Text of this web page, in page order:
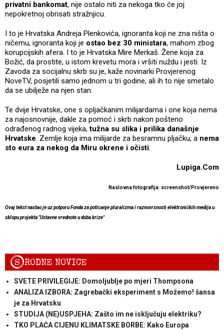
privatni bankomat, nije ostalo niti za nekoga tko će joj
nepokretnoj obrisati stražnjicu.
I to je Hrvatska Andreja Plenkovića, ignoranta koji ne zna ništa o
ničemu, ignoranta koji je ostao bez 30 ministara, mahom zbog
korupcijskih afera. I to je Hrvatska Mire Merkaš. Žene koja za
Božić, da prostite, u istom krevetu mora i vršiti nuždu i jesti. Iz
Zavoda za socijalnu skrb su je, kaže novinarki Provjerenog
NoveTV, posjetili samo jednom u tri godine, ali ih to nije smetalo
da se ubilježe na njen stan.
Te dvije Hrvatske, one s opljačkanim milijardama i one koja nema
za najosnovnije, dakle za pomoć i skrb nakon pošteno
odrađenog radnog vijeka,tužna su slika i prilika današnje
Hrvatske. Zemlje koja ima milijarde za besramnu pljačku, a nema
sto eura za nekog da Miru okrene i očisti.
Lupiga.Com
Naslovna fotografija: screenshot/Provjereno
Ovaj tekst nastao je uz potporu Fonda za poticanje pluralizma i raznovrsnosti elektroničkih medija u
sklopu projekta "Ustavne vrednote u doba krize"
SRODNE NOVICE
SVETE PRIVILEGIJE: Domoljublje po mjeri Thompsona
ANALIZA IZBORA: Zagrebački eksperiment s Možemo! šansa
je za Hrvatsku
STUDIJA (NE)USPJEHA: Zašto im ne isključuju elektriku?
TKO PLAĆA CIJENU KLIMATSKE BORBE: Kako Europa